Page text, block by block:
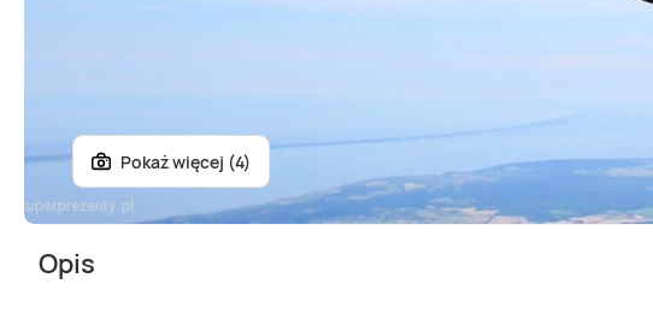
Pokaż więcej (4)
Opis